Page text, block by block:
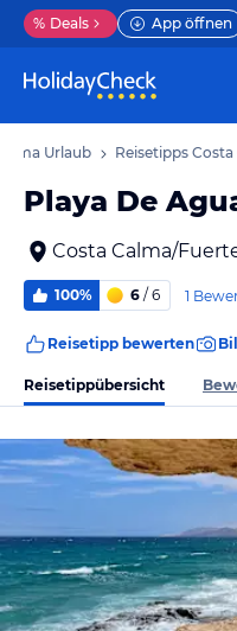
% Deals App öffnen
Urlaub Reisetipps Costa
Playa De
Costa Calma/
100% 6 / 6 1
Reisetipp bewerten
Reisetippübersicht